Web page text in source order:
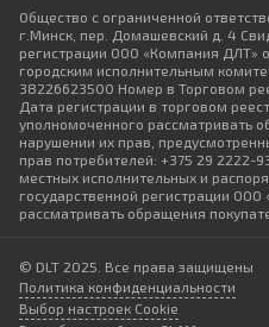
снимает материал, а мелкое
гладкую поверхность. При
используют несколько
тонкому.
В каталоге представлены
обработки кромок. Они
зернистостью, посадочным
фиксации, включая
EZ LOCK. Точный подбор
аккуратный результат и
Общество с ограниченной
г.Минск, пер. Домашевский д. 4
регистрации ООО «Компания ДЛТ»
городским исполнительным
38226623500 Номер в Торговом
Дата регистрации в торговом
уполномоченного рассматривать
нарушении их прав,
прав потребителей: +375 29 2222-
местных исполнительных и
государственной регистрации
рассматривать обращения
© DLT 2025. Все права защищены
Политика конфиденциальности
Выбор настроек Cookie